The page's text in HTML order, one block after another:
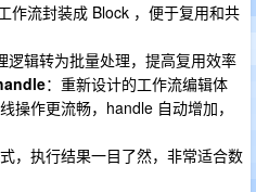
作流封装成 Block ，便于复用和共
逻辑转为批量处理，提高复用效率
：重新设计的工作流编辑体
操作更流畅，handle 自动增加，
，执行结果一目了然，非常适合数